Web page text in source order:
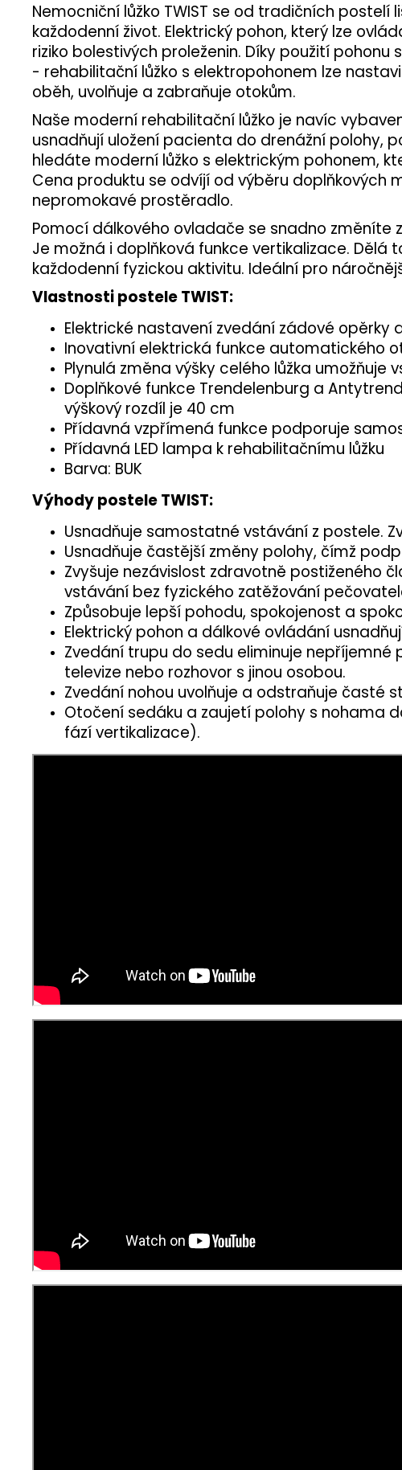
Nemocniční lůžko TWIST se od tradičních
každodenní život. Elektrický pohon, který lze
riziko bolestivých proleženin. Díky použití
- rehabilitační lůžko s elektropohonem lze
oběh, uvolňuje a zabraňuje otokům.
Naše moderní rehabilitační lůžko je navíc
usnadňují uložení pacienta do drenážní polohy,
hledáte moderní lůžko s elektrickým pohonem,
Cena produktu se odvíjí od výběru doplňkových
nepromokavé prostěradlo.
Pomocí dálkového ovladače se snadno změníte
Je možná i doplňková funkce vertikalizace.
každodenní fyzickou aktivitu. Ideální pro
Vlastnosti postele TWIST:
Elektrické nastavení zvedání zádové opěrky
Inovativní elektrická funkce automatického
Plynulá změna výšky celého lůžka
Doplňkové funkce Trendelenburg a
výškový rozdíl je 40 cm
Přídavná vzpřímená funkce podporuje
Přídavná LED lampa k rehabilitačnímu lůžku
Barva: BUK
Výhody postele TWIST:
Usnadňuje samostatné vstávání z postele.
Usnadňuje častější změny polohy, čímž
Zvyšuje nezávislost zdravotně postiženého
vstávání bez fyzického zatěžování
Způsobuje lepší pohodu, spokojenost a
Elektrický pohon a dálkové ovládání
Zvedání trupu do sedu eliminuje
televize nebo rozhovor s jinou osobou.
Zvedání nohou uvolňuje a odstraňuje časté
Otočení sedáku a zaujetí polohy s nohama
fází vertikalizace).